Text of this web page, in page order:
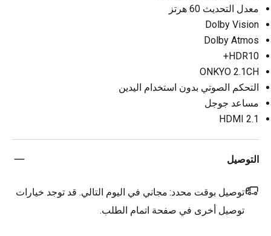
معدل التحديث 60 هرتز
Dolby Vision
Dolby Atmos
HDR10+
ONKYO 2.1CH
التحكم الصوتي بدون استخدام اليدين
مساعد جوجل
HDMI 2.1
التوصيل
توصيل بوقت محدد: مجاني في اليوم التالي. قد توجد خيارات
توصيل أخرى في صفحة اتمام الطلب.